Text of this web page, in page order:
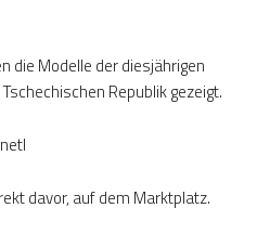
die Modelle der diesjährigen
Republik gezeigt.
davor, auf dem Marktplatz.